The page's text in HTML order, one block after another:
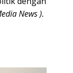
News ).